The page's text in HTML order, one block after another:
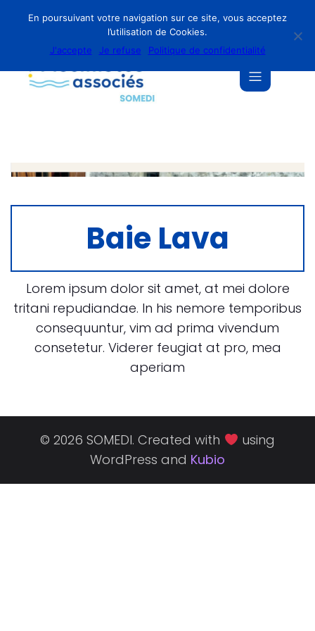
Baie Lava
Lorem ipsum dolor sit amet, at mei dolore
tritani repudiandae. In his nemore temporibus
consequuntur, vim ad prima vivendum
consetetur. Viderer feugiat at pro, mea
aperiam
© 2026 SOMEDI. Created with
using
WordPress and Kubio
En poursuivant votre navigation sur ce site, vous acceptez
l’utilisation de Cookies.
J'accepte
Je refuse Politique de confidentialité